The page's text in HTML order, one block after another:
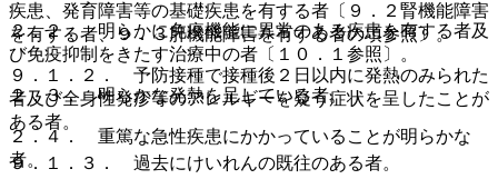
疾患、発育障害等の基礎疾患を有する者〔９．２腎機能障害
を有する者、９．３肝機能障害を有する者の項参照〕。
９．１．２． 予防接種で接種後２日以内に発熱のみられた
者及び全身性発疹等のアレルギーを疑う症状を呈したことが
ある者。
９．１．３． 過去にけいれんの既往のある者。
２．２． 明らかに免疫機能に異常のある疾患を有する者及
び免疫抑制をきたす治療中の者〔１０．１参照〕。
２．３． 明らかな発熱を呈している者。
２．４． 重篤な急性疾患にかかっていることが明らかな
者。